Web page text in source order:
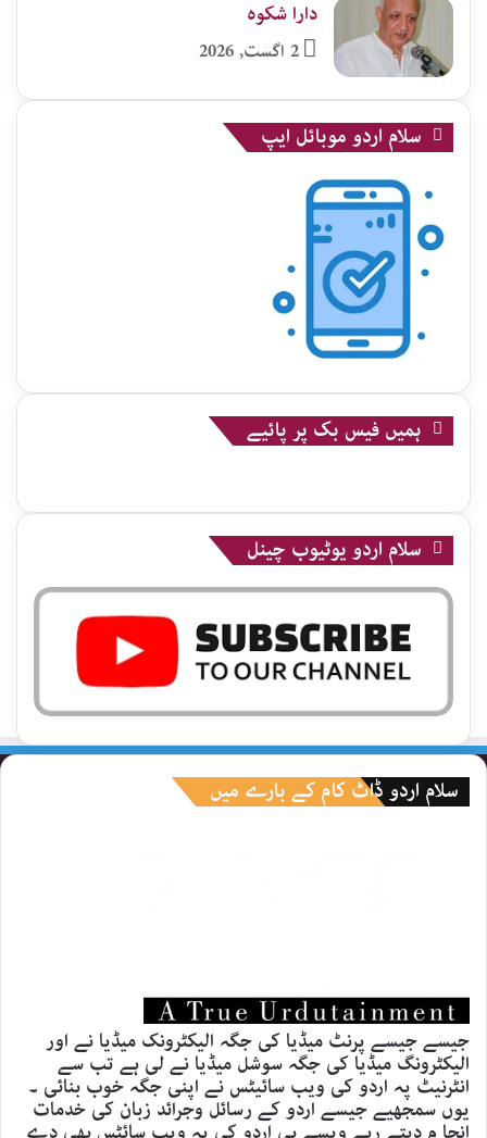
دارا شکوہ
2 اگست, 2026
سلام اردو موبائل ایپ
ہمیں فیس بک پر پائیے
سلام اردو یوٹیوب چینل
سلام اردو ڈاٹ کام کے بارے میں
جیسے جیسے پرنٹ میڈیا کی جگہ الیکٹرونک میڈیا نے اور
الیکٹرونگ میڈیا کی جگہ سوشل میڈیا نے لی ہے تب سے
انٹرنیٹ پہ اردو کی ویب سائیٹس نے اپنی جگہ خوب بنائی ۔
یوں سمجھیے جیسے اردو کے رسائل وجرائد زبان کی خدمات